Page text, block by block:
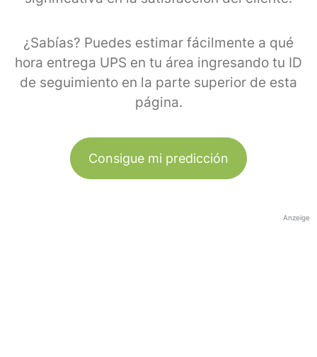
¿Sabías? Puedes estimar fácilmente a qué
hora entrega UPS en tu área ingresando tu ID
de seguimiento en la parte superior de esta
página.
Consigue mi predicción
Anzeige